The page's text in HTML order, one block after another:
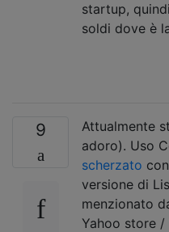
startup,
soldi dove è
9
Attualmente
adoro). Uso
scherzato con
versione di
menzionato
Yahoo store /